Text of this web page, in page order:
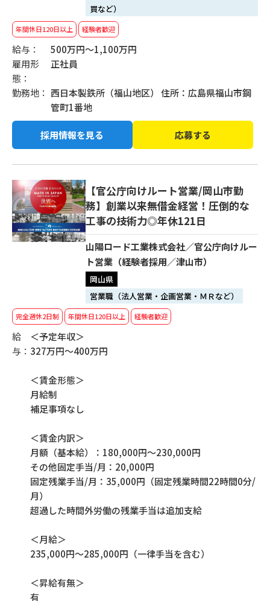
買など）
年間休日120日以上 経験者歓迎
給与：
500万円～1,100万円
雇用形
態：
正社員
勤務地： 西日本製鉄所（福山地区） 住所：広島県福山市鋼
管町1番地
採用情報を見る 応募する
【官公庁向けルート営業/岡山市勤
務】創業以来無借金経営！圧倒的な
工事の技術力◎年休121日
山陽ロード工業株式会社／官公庁向けルー
ト営業（経験者採用／津山市）
岡山県
営業職（法人営業・企画営業・ＭＲなど）
完全週休2日制 年間休日120日以上 経験者歓迎
給
与：
＜予定年収＞
327万円～400万円
＜賃金形態＞
月給制
補足事項なし
＜賃金内訳＞
月額（基本給）：180,000円～230,000円
その他固定手当/月：20,000円
固定残業手当/月：35,000円（固定残業時間22時間0分/
月）
超過した時間外労働の残業手当は追加支給
＜月給＞
235,000円～285,000円（一律手当を含む）
＜昇給有無＞
有